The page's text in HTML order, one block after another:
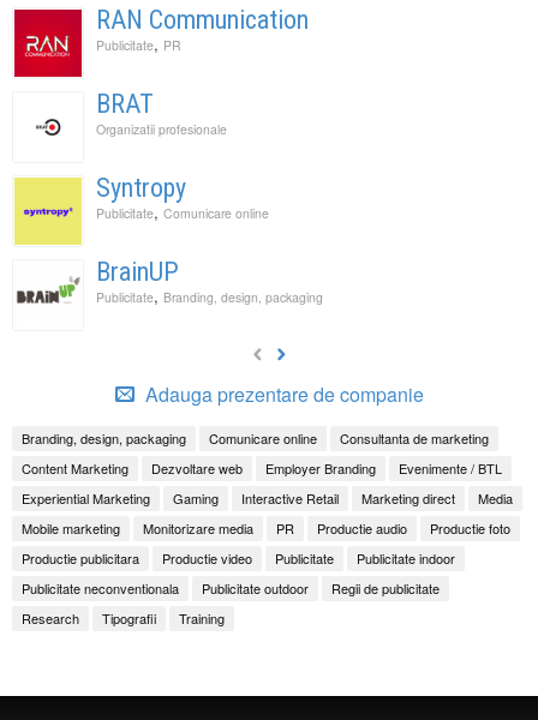
RAN Communication
Publicitate, PR
BRAT
Organizatii profesionale
Syntropy
Publicitate, Comunicare online
BrainUP
Publicitate, Branding, design, packaging
Adauga prezentare de companie
Branding, design, packaging Comunicare online
Consultanta de marketing
Content Marketing
Dezvoltare web Employer Branding
Evenimente / BTL
Experiential Marketing
Gaming Interactive Retail Marketing direct
Media
Mobile marketing
Monitorizare media PR Productie audio
Productie foto
Productie publicitara
Productie video Publicitate
Publicitate indoor
Publicitate neconventionala
Publicitate outdoor
Regii de publicitate
Research
Tipografii Training